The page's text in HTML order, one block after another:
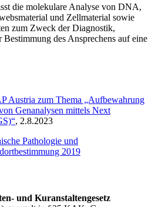
die molekulare Analyse von DNA,
und Zellmaterial sowie
zum Zweck der Diagnostik,
des Ansprechens auf eine
Austria zum Thema „Aufbewahrung
Genanalysen mittels Next
, 2.8.2023
Pathologie und
2019
und Kuranstaltengesetz